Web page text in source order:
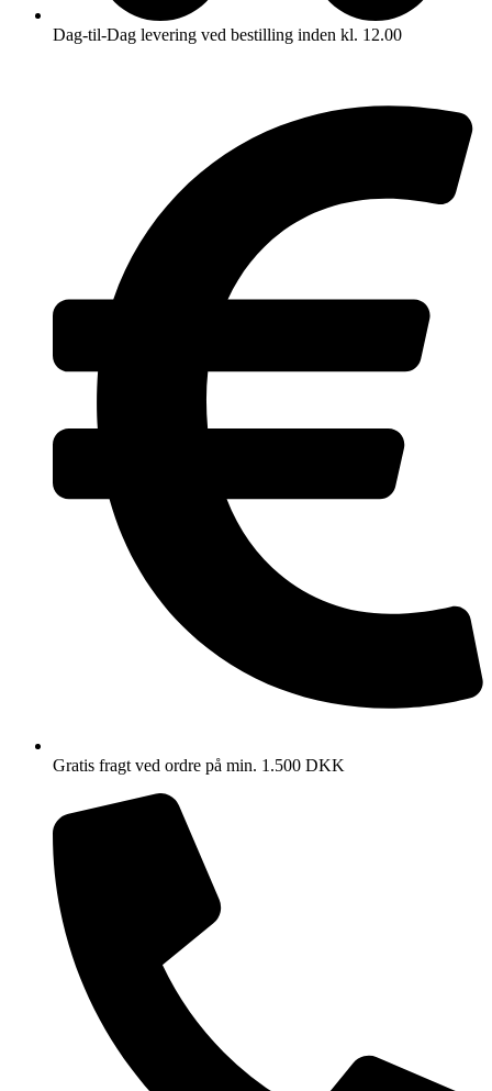
Dag-til-Dag levering ved bestilling inden kl. 12.00
Gratis fragt ved ordre på min. 1.500 DKK